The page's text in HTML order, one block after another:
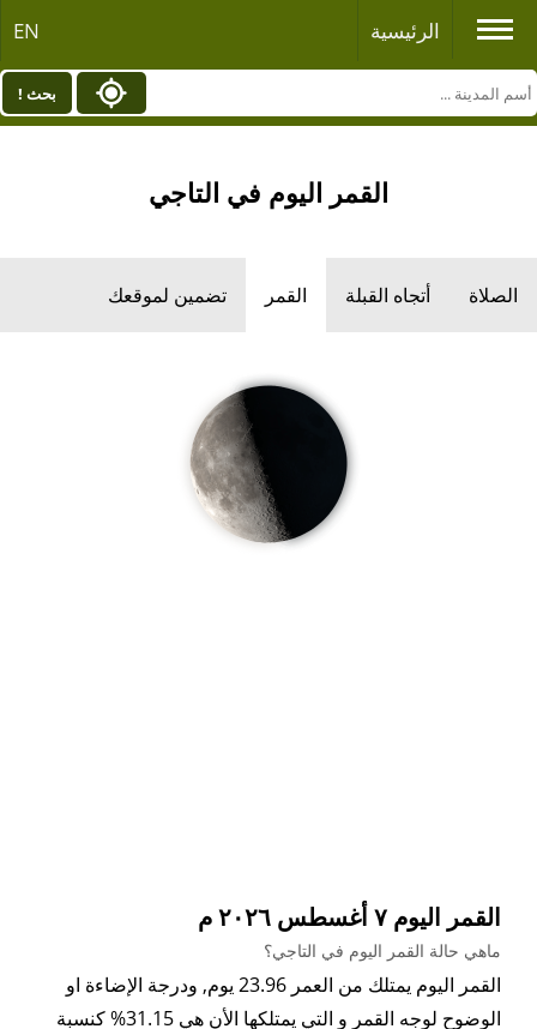
الرئيسية EN
بحث !
القمر اليوم في التاجي
الصلاة أتجاه القبلة القمر تضمين لموقعك
القمر اليوم ٧ أغسطس ٢٠٢٦ م
ماهي حالة القمر اليوم في التاجي؟
القمر اليوم يمتلك من العمر 23.96 يوم, ودرجة الإضاءة او
الوضوح لوجه القمر و التي يمتلكها الأن هي 31.15% كنسبة